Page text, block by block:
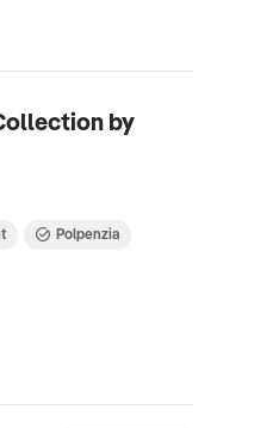
by
Polpenzia